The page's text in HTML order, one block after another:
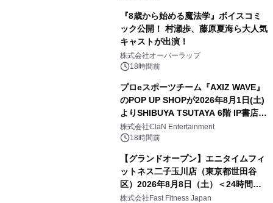
『8歳から始める魔法学』ボイスコミ
ック公開！ 村瀬歩、藤原夏海ら大人気
キャストが出演！
株式会社オーバーラップ
18時間前
プロeスポーツチーム『AXIZ WAVE』
のPOP UP SHOPが2026年8月1日(土)
よりSHIBUYA TSUTAYA 6階 IP書店で
開催決定！！
株式会社ClaN Entertainment
18時間前
【グランドオープン】エニタイムフィ
ットネス二子玉川店（東京都世田谷
区）2026年8月8日（土）＜24時間年
中無休のフィットネスジム＞
株式会社Fast Fitness Japan